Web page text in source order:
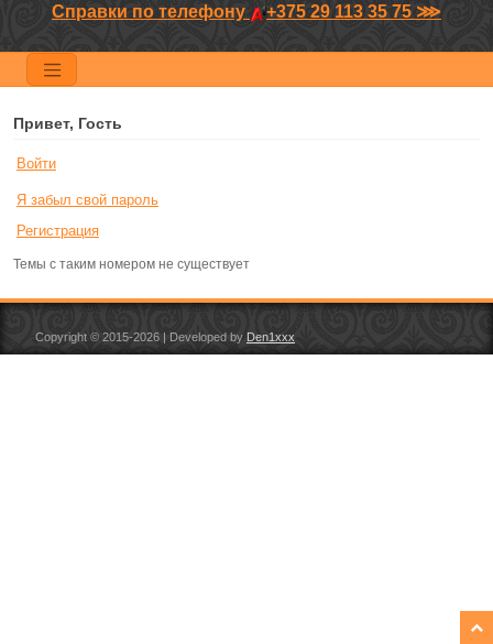
Справки по телефону
+375 29 113 35 75 ⋙
Привет, Гость
Войти
Я забыл свой пароль
Регистрация
Темы с таким номером не существует
Copyright © 2015-2026 | Developed by Den1xxx